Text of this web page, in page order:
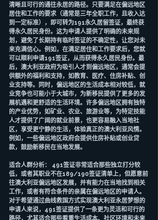
清晰且可行的通往永居的路径。只要满足在偏远地区
居住和工作的要求（通常是三年全职工作，且收入达
到一定标准），即可转为191永久居留签证，最终获
得永久居民身份。这为申请人提供了明确的未来规
划，避免了长期持有临时签证的不确定性，让您对未
来充满信心。例如，在满足居住和工作要求后，您就
可以顺利申请191签证，从而获得永久居民身份。最
后，澳大利亚政府为吸引人才到偏远地区，通常会提
供额外的福利和支持，如教育、医疗、住房补贴、创
业支持等。同时，偏远地区的生活成本相对较低，就
业竞争也可能小于大城市，为新移民提供了更多的发
展机遇和更舒适的生活环境。许多偏远地区拥有独特
的产业优势，如矿业、农业、旅游业等，为特定技能
人才提供了广阔的就业前景，也更容易融入当地社
区，享受更宁静的生活，体验真正的澳大利亚风情。
例如，一些偏远地区政府会提供住房补贴或创业贷
款，鼓励新移民在当地发展。
适合人群分析： 491签证非常适合那些独立打分较
低，或者其职业不在189/190签证清单上，但愿意前
往澳大利亚偏远地区发展，并有能力在当地找到相关
工作，或者有符合条件的亲属在偏远地区的申请人。
对于希望通过曲线救国方式实现澳大利亚永居梦想的
申请人来说，491签证提供了一条更为灵活和可行的
路径，尤其适合那些看重生活成本、社区环境和未来